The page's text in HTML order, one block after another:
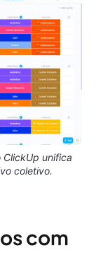
unifica
coletivo.
com